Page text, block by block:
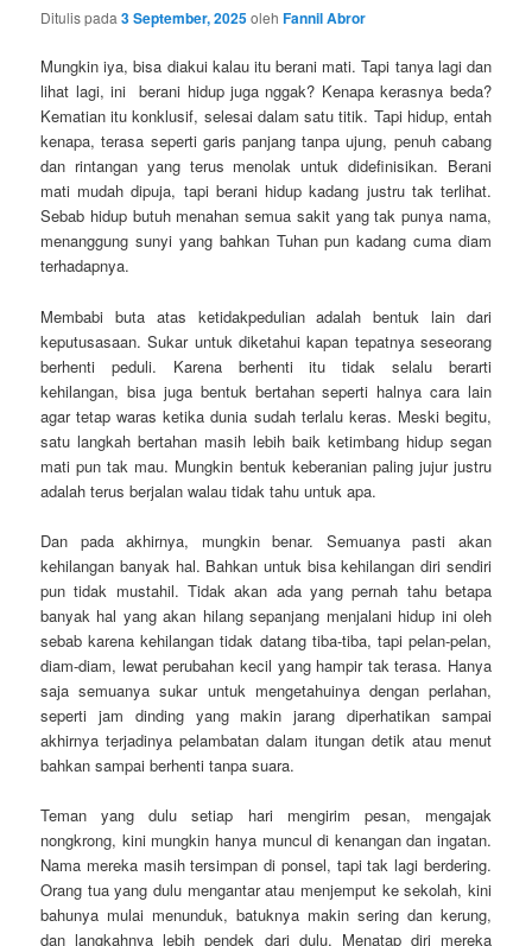
Ditulis pada3 September, 2025olehFannil Abror
Mungkin iya, bisa diakui kalau itu berani mati. Tapi tanya lagi dan
lihat lagi, ini berani hidup juga nggak? Kenapa kerasnya beda?
Kematian itu konklusif, selesai dalam satu titik. Tapi hidup, entah
kenapa, terasa seperti garis panjang tanpa ujung, penuh cabang
dan rintangan yang terus menolak untuk didefinisikan. Berani
mati mudah dipuja, tapi berani hidup kadang justru tak terlihat.
Sebab hidup butuh menahan semua sakit yang tak punya nama,
menanggung sunyi yang bahkan Tuhan pun kadang cuma diam
terhadapnya.
Membabi buta atas ketidakpedulian adalah bentuk lain dari
keputusasaan. Sukar untuk diketahui kapan tepatnya seseorang
berhenti peduli. Karena berhenti itu tidak selalu berarti
kehilangan, bisa juga bentuk bertahan seperti halnya cara lain
agar tetap waras ketika dunia sudah terlalu keras. Meski begitu,
satu langkah bertahan masih lebih baik ketimbang hidup segan
mati pun tak mau. Mungkin bentuk keberanian paling jujur justru
adalah terus berjalan walau tidak tahu untuk apa.
Dan pada akhirnya, mungkin benar. Semuanya pasti akan
kehilangan banyak hal. Bahkan untuk bisa kehilangan diri sendiri
pun tidak mustahil. Tidak akan ada yang pernah tahu betapa
banyak hal yang akan hilang sepanjang menjalani hidup ini oleh
sebab karena kehilangan tidak datang tiba-tiba, tapi pelan-pelan,
diam-diam, lewat perubahan kecil yang hampir tak terasa. Hanya
saja semuanya sukar untuk mengetahuinya dengan perlahan,
seperti jam dinding yang makin jarang diperhatikan sampai
akhirnya terjadinya pelambatan dalam itungan detik atau menut
bahkan sampai berhenti tanpa suara.
Teman yang dulu setiap hari mengirim pesan, mengajak
nongkrong, kini mungkin hanya muncul di kenangan dan ingatan.
Nama mereka masih tersimpan di ponsel, tapi tak lagi berdering.
Orang tua yang dulu mengantar atau menjemput ke sekolah, kini
bahunya mulai menunduk, batuknya makin sering dan kerung,
dan langkahnya lebih pendek dari dulu. Menatap diri mereka